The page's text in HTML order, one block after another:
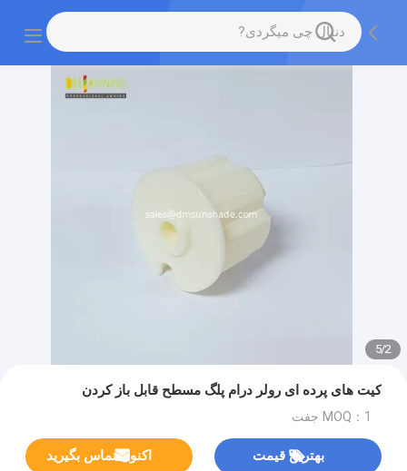
2
/
5
کیت های پرده ای رولر درام پلگ مسطح قابل باز کردن
MOQ：1 جفت
بهترین قیمت اکنون تماس بگیرید